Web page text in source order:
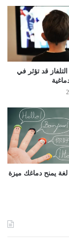
قد تؤثر في
يمنح دماغك ميزة